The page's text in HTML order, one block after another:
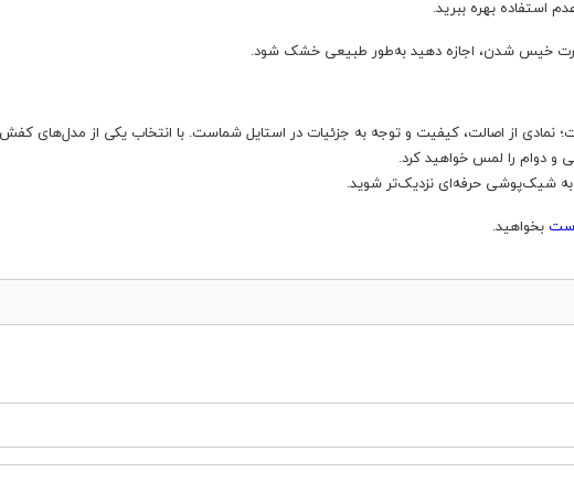
استفاده بهره ببرید.
خیس شدن، اجازه دهید به‌طور طبیعی خشک شود.
از اصالت، کیفیت و توجه به جزئیات در استایل شماست. با انتخاب یکی از مدل‌های
و دوام را لمس خواهید کرد.
به شیک‌پوشی حرفه‌ای نزدیک‌تر شوید.
بخواهید.